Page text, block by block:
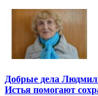
Добрые дела
Истья помогают